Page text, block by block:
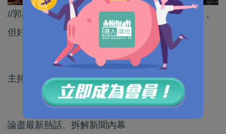
//郭杰瑞希望美國人以及中國人都能真正了解對方，
但好明顯，美國政府不想希望美國人知道真相。//
主持：呂暢能
論盡最新熱話、拆解新聞內幕